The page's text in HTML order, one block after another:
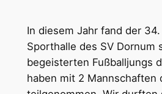
In diesem Jahr fand der
Sporthalle des SV Dornum
begeisterten Fußballjungs
haben mit 2 Mannschaften